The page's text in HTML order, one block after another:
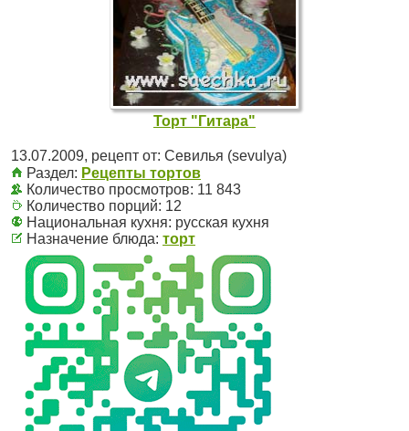
Торт "Гитара"
13.07.2009, рецепт от: Севилья (sevulya)
Раздел: Рецепты тортов
Количество просмотров: 11 843
Количество порций: 12
Национальная кухня: русская кухня
Назначение блюда: торт